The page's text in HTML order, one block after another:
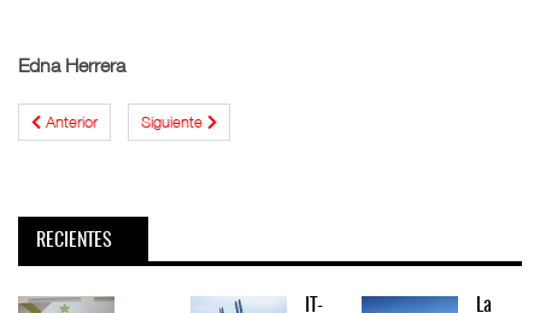
Edna Herrera
Anterior Siguiente
RECIENTES
IT- La